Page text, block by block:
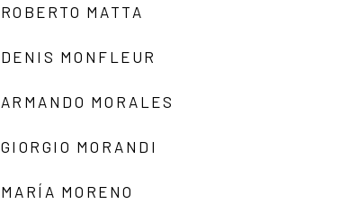
ROBERTO MATTA
DENIS MONFLEUR
ARMANDO MORALES
GIORGIO MORANDI
MARÍA MORENO